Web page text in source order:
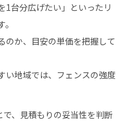
1台分広げたい」といったリ
のか、目安の単価を把握して
い地域では、フェンスの強度
、見積もりの妥当性を判断